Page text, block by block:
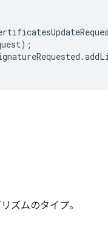
);
.
ズムのタイプ。